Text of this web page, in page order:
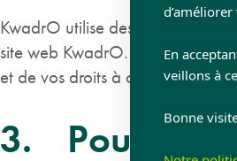
En
veillons à
Bonne
KwadrO utilise des cookies et
site web KwadrO. Voyez notre
et de vos droits à cet égard.
3. Pourquoi